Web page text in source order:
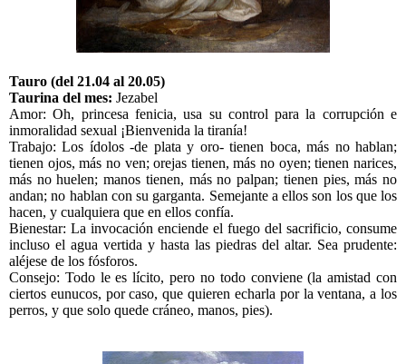
Tauro (del 21.04 al 20.05)
Taurina del mes: Jezabel
Amor: Oh, princesa fenicia, usa su control para la corrupción e
inmoralidad sexual ¡Bienvenida la tiranía!
Trabajo: Los ídolos -de plata y oro- tienen boca, más no hablan;
tienen ojos, más no ven; orejas tienen, más no oyen; tienen narices,
más no huelen; manos tienen, más no palpan; tienen pies, más no
andan; no hablan con su garganta. Semejante a ellos son los que los
hacen, y cualquiera que en ellos confía.
Bienestar: La invocación enciende el fuego del sacrificio, consume
incluso el agua vertida y hasta las piedras del altar. Sea prudente:
aléjese de los fósforos.
Consejo: Todo le es lícito, pero no todo conviene (la amistad con
ciertos eunucos, por caso, que quieren echarla por la ventana, a los
perros, y que solo quede cráneo, manos, pies).